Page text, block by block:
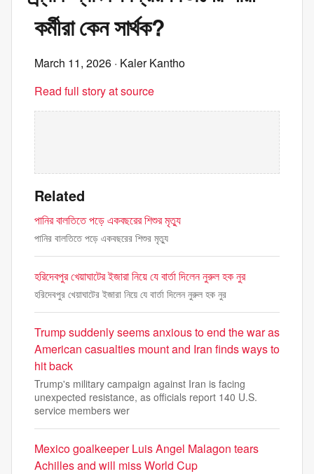
কর্মীরা কেন সার্থক?
March 11, 2026 · Kaler Kantho
Read full story at source
Related
পানির বালতিতে পড়ে একবছরের শিশুর মৃত্যু
পানির বালতিতে পড়ে একবছরের শিশুর মৃত্যু
হরিদেবপুর খেয়াঘাটের ইজারা নিয়ে যে বার্তা দিলেন নুরুল হক নুর
হরিদেবপুর খেয়াঘাটের ইজারা নিয়ে যে বার্তা দিলেন নুরুল হক নুর
Trump suddenly seems anxious to end the war as
American casualties mount and Iran finds ways to
hit back
Trump's military campaign against Iran is facing
unexpected resistance, as officials report 140 U.S.
service members wer
Mexico goalkeeper Luis Angel Malagon tears
Achilles and will miss World Cup